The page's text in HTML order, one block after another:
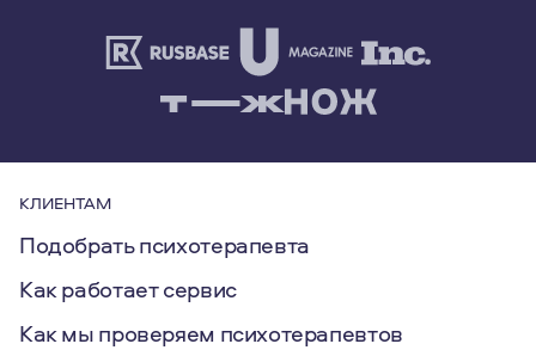
КЛИЕНТАМ
Подобрать психотерапевта
Как работает сервис
Как мы проверяем психотерапевтов